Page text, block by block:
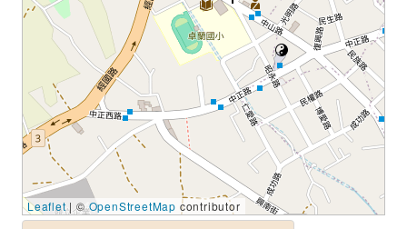
Leaflet| ©OpenStreetMap contributor